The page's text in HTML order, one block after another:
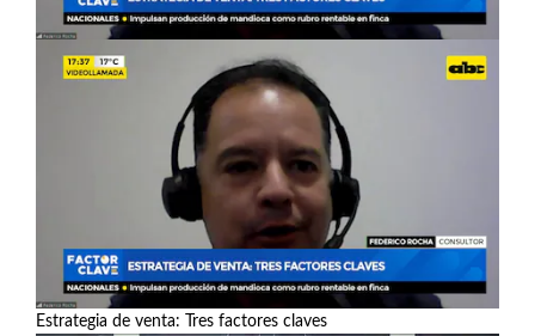
Estrategia de venta: Tres factores claves